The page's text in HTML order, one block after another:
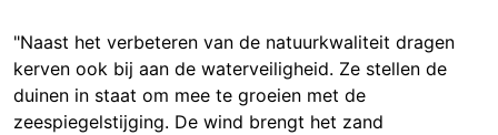
"Naast het verbeteren van de natuurkwaliteit dragen
kerven ook bij aan de waterveiligheid. Ze stellen de
duinen in staat om mee te groeien met de
zeespiegelstijging. De wind brengt het zand